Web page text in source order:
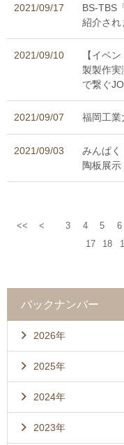
2021/09/17
BS-TBS
紹介され
2021/09/10
【イベ
製製作実
で繋ぐ
2021/09/07 福岡工業
2021/09/03
みんぱく
陶板展示
<< < 3 4 5 6
17
18
バックナンバー
2026年
2025年
2024年
2023年